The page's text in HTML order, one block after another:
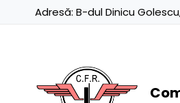
Adresă: B-dul Dinicu